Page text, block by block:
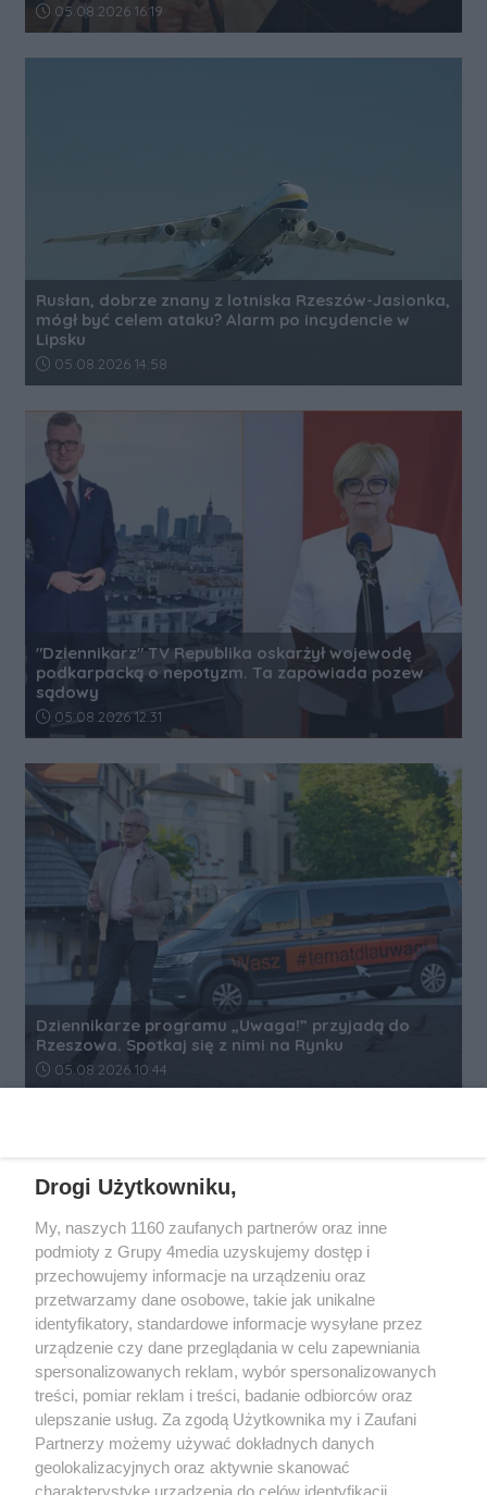
Data dodania artykułu:
05.08.2026 16:19
Rusłan, dobrze znany z lotniska Rzeszów-Jasionka,
mógł być celem ataku? Alarm po incydencie w
Lipsku
Data dodania artykułu:
05.08.2026 14:58
"Dziennikarz" TV Republika oskarżył wojewodę
podkarpacką o nepotyzm. Ta zapowiada pozew
sądowy
Data dodania artykułu:
05.08.2026 12:31
Dziennikarze programu „Uwaga!” przyjadą do
Rzeszowa. Spotkaj się z nimi na Rynku
Data dodania artykułu:
05.08.2026 10:44
Wydawcąrzeszow-info.pljest:
FUNDACJA MEDIÓW NIEZALEŻNYCH LIBERTAS
ul. Kopernika 10, 35-002 Rzeszów
e-mail:redakcja@rzeszow-info.pl
Drogi Użytkowniku,
My, naszych 1160 zaufanych partnerów oraz inne
podmioty z Grupy 4media uzyskujemy dostęp i
przechowujemy informacje na urządzeniu oraz
przetwarzamy dane osobowe, takie jak unikalne
identyfikatory, standardowe informacje wysyłane przez
urządzenie czy dane przeglądania w celu zapewniania
spersonalizowanych reklam, wybór spersonalizowanych
treści, pomiar reklam i treści, badanie odbiorców oraz
ulepszanie usług. Za zgodą Użytkownika my i Zaufani
Partnerzy możemy używać dokładnych danych
geolokalizacyjnych oraz aktywnie skanować
charakterystykę urządzenia do celów identyfikacji.